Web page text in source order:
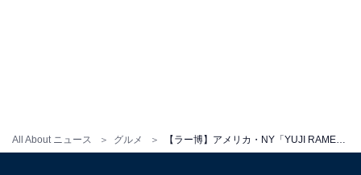
All About ニュース グルメ 【ラー博】アメリカ・NY「YUJI RAMEN」5年ぶりに復活！ マグロのアラを活用したツナコツラーメンとは？